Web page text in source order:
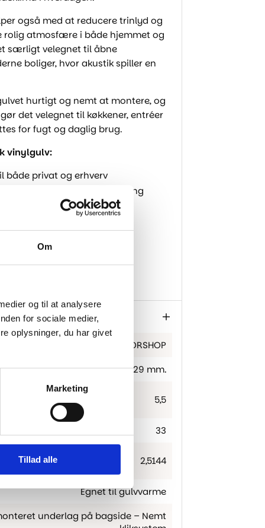
Om
og til at analysere
for sociale medier,
oplysninger, du har givet
Marketing
Tillad alle
også med at reducere trinlyd og
rolig atmosfære i både hjemmet og
særligt velegnet til åbne
boliger, hvor akustik spiller en
hurtigt og nemt at montere, og
det velegnet til køkkener, entréer
for fugt og daglig brug.
vinylgulv:
både privat og erhverv
stød og daglig belastning
FLOORSHOP
1830×229 mm.
5,5
33
2,5144
Egnet til gulvvarme
underlag på bagside – Nemt